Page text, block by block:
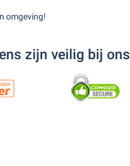
omgeving!
zijn veilig bij ons